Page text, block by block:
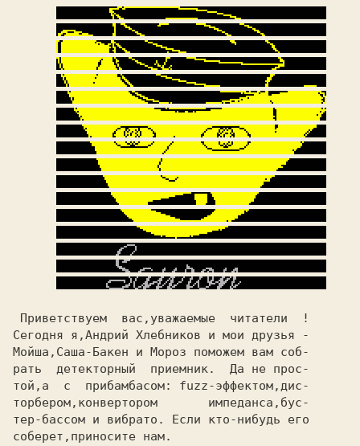
Сегодня я,Андрий Хлебников и мои друзья -
Мойша,Саша-Бакен и Мороз поможем вам соб-
рать  детекторный  приемник.  Да не прос-
той,а  с  прибамбасом: fuzz-эффектом,дис-
торбером,конвертором       импеданса,бус-
тер-бассом и вибрато. Если кто-нибудь его
соберет,приносите нам.